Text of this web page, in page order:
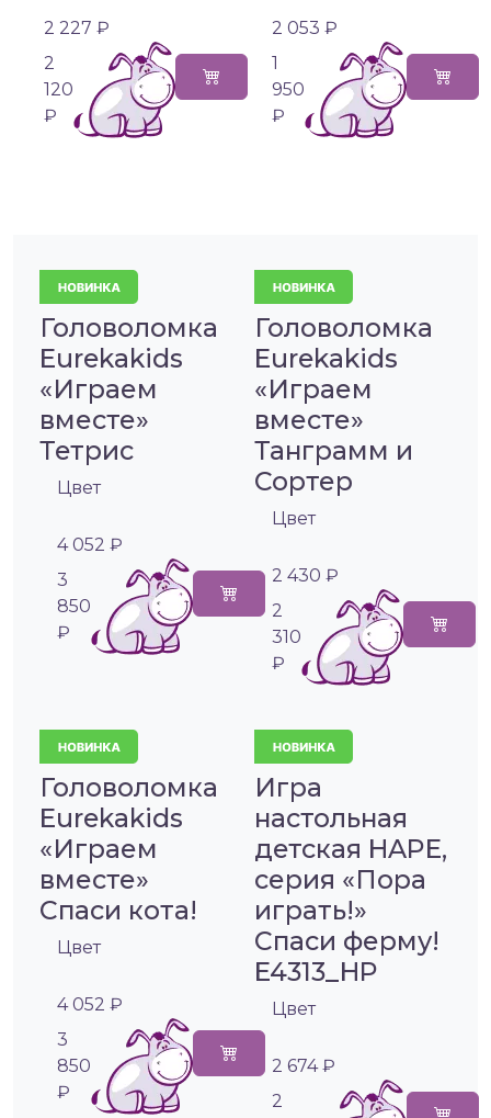
2 227 ₽
2
120
₽
2 053 ₽
1
950
₽
Головоломка
Eurekakids
«Играем
вместе»
Тетрис
Цвет
4 052 ₽
3
850
₽
Головоломка
Eurekakids
«Играем
вместе»
Танграмм и
Сортер
Цвет
2 430 ₽
2
310
₽
Головоломка
Eurekakids
«Играем
вместе»
Спаси кота!
Цвет
4 052 ₽
3
850
₽
Игра
настольная
детская HAPE,
серия «Пора
играть!»
Спаси ферму!
E4313_HP
Цвет
2 674 ₽
2